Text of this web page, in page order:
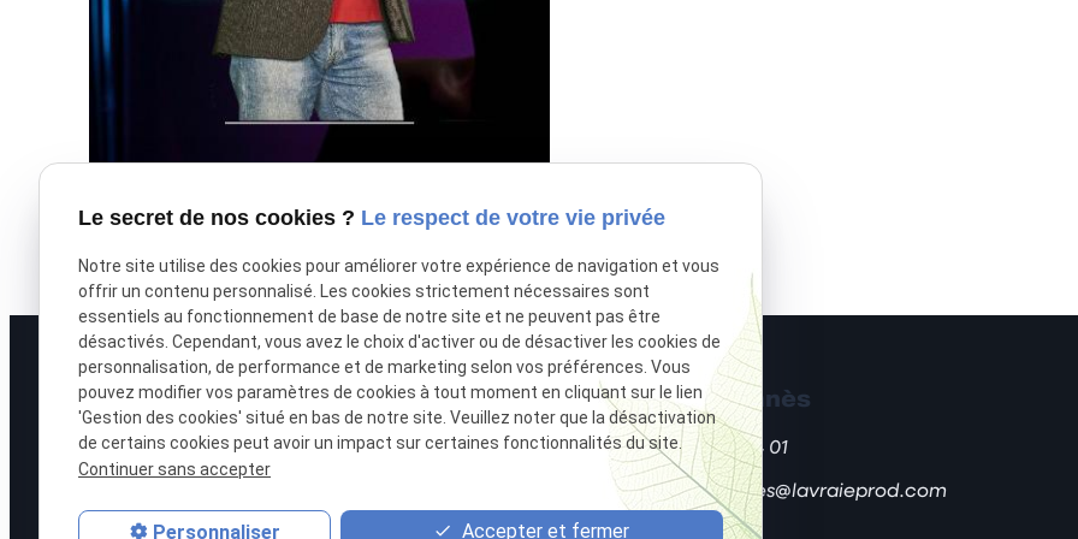
Laura Jannès
06 14 39 24 01
laurajannes@lavraieprod.com
Le secret de nos cookies ? Le respect de votre vie privée
Notre site utilise des cookies pour améliorer votre expérience de navigation et vous
offrir un contenu personnalisé. Les cookies strictement nécessaires sont
essentiels au fonctionnement de base de notre site et ne peuvent pas être
désactivés. Cependant, vous avez le choix d'activer ou de désactiver les cookies de
personnalisation, de performance et de marketing selon vos préférences. Vous
pouvez modifier vos paramètres de cookies à tout moment en cliquant sur le lien
'Gestion des cookies' situé en bas de notre site. Veuillez noter que la désactivation
de certains cookies peut avoir un impact sur certaines fonctionnalités du site.
Continuer sans accepter
Personnaliser Accepter et fermer